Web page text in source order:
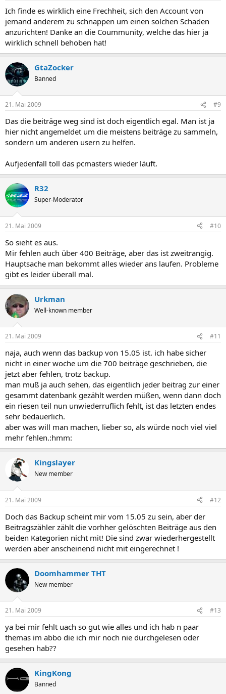
Ich finde es wirklich eine Frechheit, sich den Account von
jemand anderem zu schnappen um einen solchen Schaden
anzurichten! Danke an die Coummunity, welche das hier ja
wirklich schnell behoben hat!
GtaZocker
Banned
21. Mai 2009 #9
Das die beiträge weg sind ist doch eigentlich egal. Man ist ja
hier nicht angemeldet um die meistens beiträge zu sammeln,
sondern um anderen usern zu helfen.
Aufjedenfall toll das pcmasters wieder läuft.
R32
Super-Moderator
21. Mai 2009 #10
So sieht es aus.
Mir fehlen auch über 400 Beiträge, aber das ist zweitrangig.
Hauptsache man bekommt alles wieder ans laufen. Probleme
gibt es leider überall mal.
Urkman
Well-known member
21. Mai 2009 #11
naja, auch wenn das backup von 15.05 ist. ich habe sicher
nicht in einer woche um die 700 beiträge geschrieben, die
jetzt aber fehlen, trotz backup.
man muß ja auch sehen, das eigentlich jeder beitrag zur einer
gesammt datenbank gezählt werden müßen, wenn dann doch
ein riesen teil nun unwiederruflich fehlt, ist das letzten endes
sehr bedauerlich.
aber was will man machen, lieber so, als würde noch viel viel
mehr fehlen.:hmm:
Kingslayer
New member
21. Mai 2009 #12
Doch das Backup scheint mir vom 15.05 zu sein, aber der
Beitragszähler zählt die vorhher gelöschten Beiträge aus den
beiden Kategorien nicht mit! Die sind zwar wiederhergestellt
werden aber anscheinend nicht mit eingerechnet !
Doomhammer THT
New member
21. Mai 2009 #13
ya bei mir fehlt uach so gut wie alles und ich hab n paar
themas im abbo die ich mir noch nie durchgelesen oder
gesehen hab??
KingKong
Banned